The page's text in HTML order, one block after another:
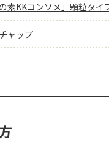
の素KKコンソメ」顆粒タイ
ャップ